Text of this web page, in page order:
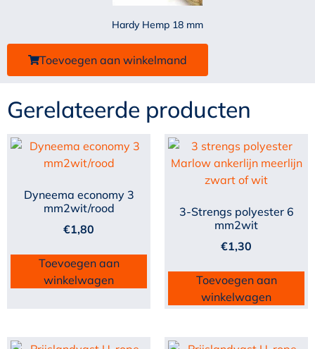
Hardy Hemp 18 mm
Toevoegen aan winkelmand
Gerelateerde producten
Dyneema economy 3
mm2wit/rood
€1,80
Toevoegen aan
winkelwagen
3-Strengs polyester 6
mm2wit
€1,30
Toevoegen aan
winkelwagen